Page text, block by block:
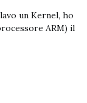
un Kernel, ho
ARM) il